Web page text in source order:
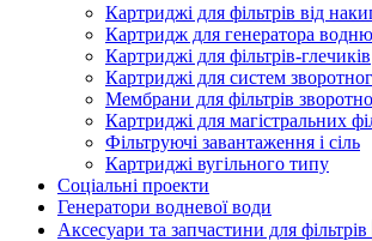
Картриджі для фільтрів від
Картридж для генератора
Картриджі для фільтрів-глечиків
Картриджі для систем
Мембрани для фільтрів
Картриджі для магістральних
Фільтруючі завантаження і сіль
Картриджі вугільного типу
Соціальні проекти
Генератори водневої води
Аксесуари та запчастини для фільтрів